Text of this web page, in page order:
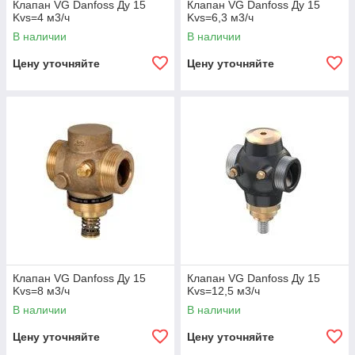
Клапан VG Danfoss Ду 15
Kvs=4 м3/ч
В наличии
Цену уточняйте
Клапан VG Danfoss Ду 15
Kvs=6,3 м3/ч
В наличии
Цену уточняйте
Клапан VG Danfoss Ду 15
Kvs=8 м3/ч
В наличии
Цену уточняйте
Клапан VG Danfoss Ду 15
Kvs=12,5 м3/ч
В наличии
Цену уточняйте